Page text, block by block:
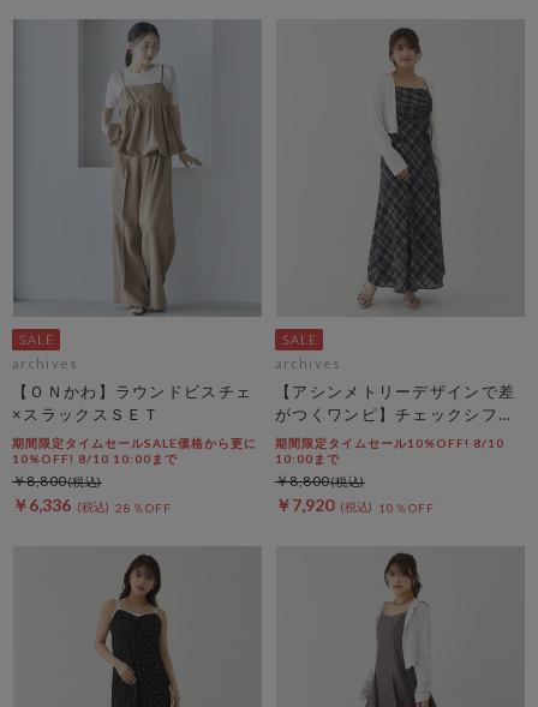
archives
【ＯＮかわ】ラウンドビスチェ
×スラックスＳＥＴ
期間限定タイムセールSALE価格から更に
10%OFF! 8/10 10:00まで
￥6,336 28％OFF
￥8,800
archives
【アシンメトリーデザインで差
がつくワンピ】チェックシフォ
ンドロストキャミワンピース
期間限定タイムセール10%OFF! 8/10
10:00まで
￥7,920 10％OFF
￥8,800